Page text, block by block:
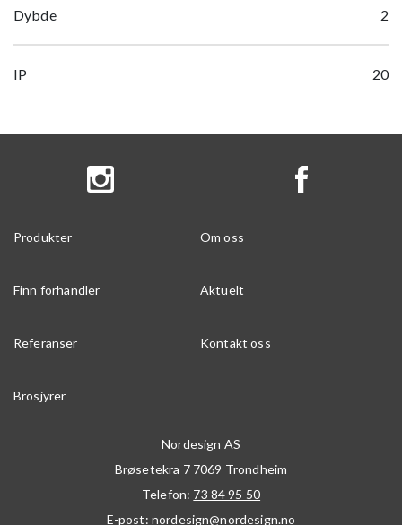
Dybde 2
IP 20
Produkter Om oss
Finn forhandler Aktuelt
Referanser Kontakt oss
Brosjyrer
Nordesign AS
Brøsetekra 7 7069 Trondheim
Telefon: 73 84 95 50
E-post: nordesign@nordesign.no